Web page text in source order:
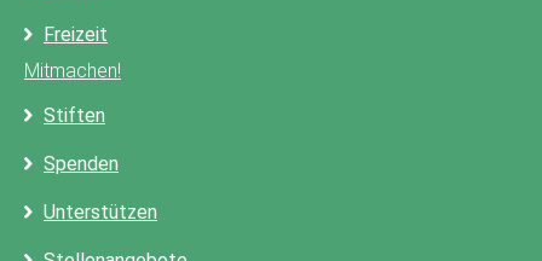
Freizeit
Mitmachen!
Stiften
Spenden
Unterstützen